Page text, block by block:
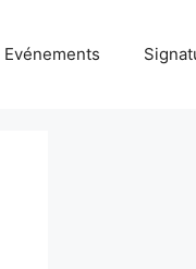
Evénements